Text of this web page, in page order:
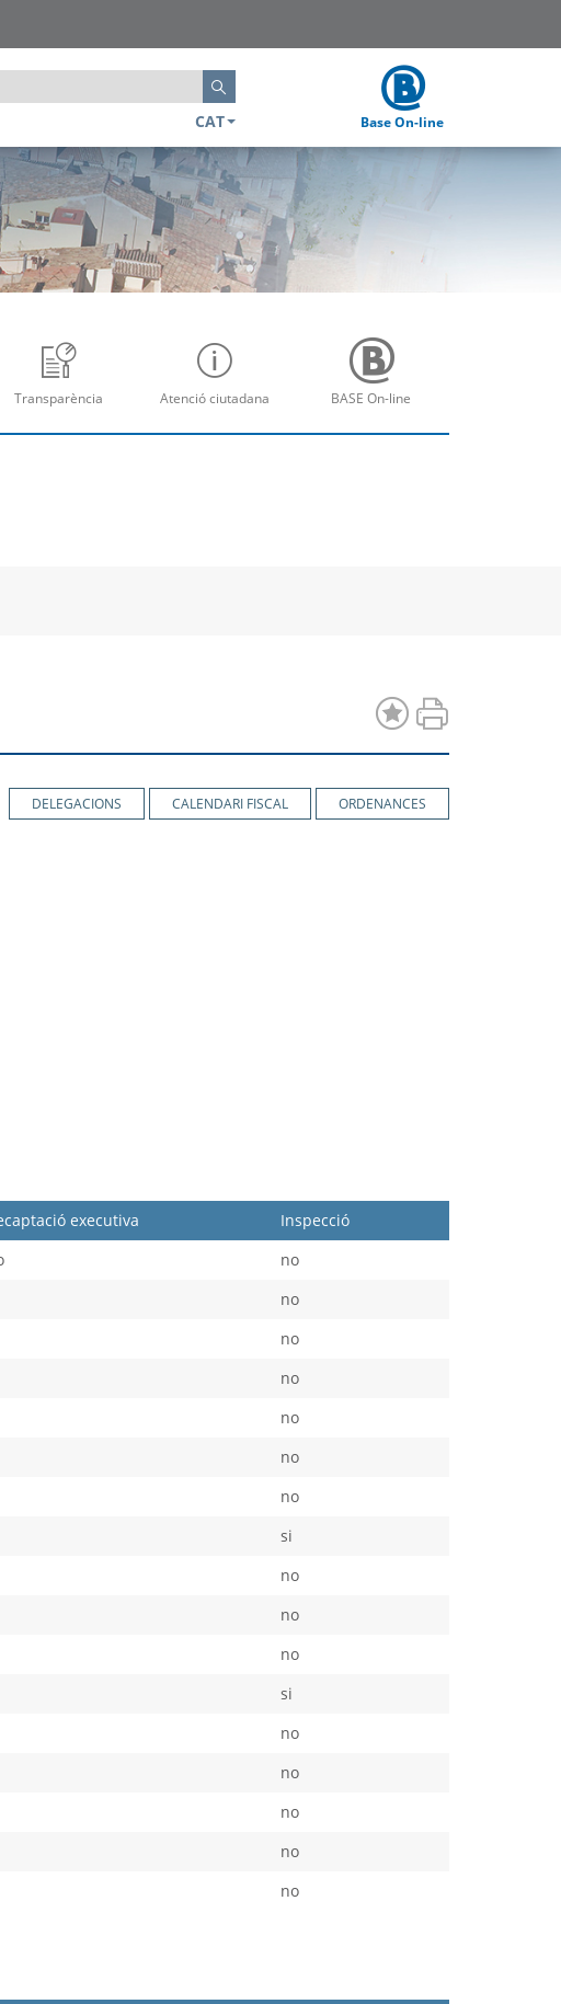
CAT
Base On-line
Transparència Atenció ciutadana
Obre
BASE On-line
Obre
DELEGACIONS CALENDARI FISCAL ORDENANCES
executiva
Inspecció
no
no
no
no
no
no
no
si
no
no
no
si
no
no
no
no
no